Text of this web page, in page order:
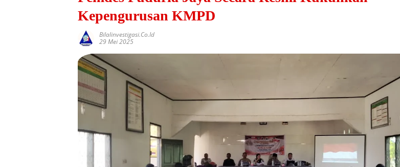
Kepengurusan KMPD
Bilalinvestigasi.co.id
29 Mei 2025